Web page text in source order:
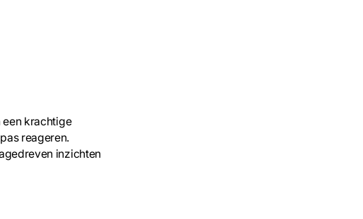
een krachtige
reageren.
inzichten